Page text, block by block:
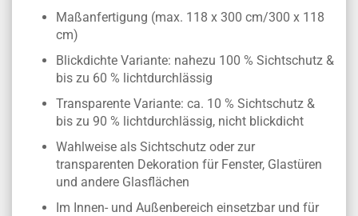
Maßanfertigung (max. 118 x 300 cm/300 x 118
cm)
Blickdichte Variante: nahezu 100 % Sichtschutz &
bis zu 60 % lichtdurchlässig
Transparente Variante: ca. 10 % Sichtschutz &
bis zu 90 % lichtdurchlässig, nicht blickdicht
Wahlweise als Sichtschutz oder zur
transparenten Dekoration für Fenster, Glastüren
und andere Glasflächen
Im Innen- und Außenbereich einsetzbar und für